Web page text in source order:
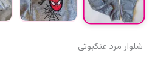
شلوار‌ مرد عنکبوتی